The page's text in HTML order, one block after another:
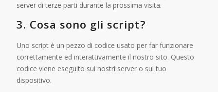
server di terze parti durante la prossima visita.
3. Cosa sono gli script?
Uno script è un pezzo di codice usato per far funzionare
correttamente ed interattivamente il nostro sito. Questo
codice viene eseguito sui nostri server o sul tuo
dispositivo.